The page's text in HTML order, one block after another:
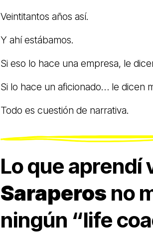
Veintitantos años así.
Y ahí estábamos.
Si eso lo hace una empresa, le
Si lo hace un aficionado… le dicen
Todo es cuestión de narrativa.
Lo que aprendí
Saraperos no
ningún “life